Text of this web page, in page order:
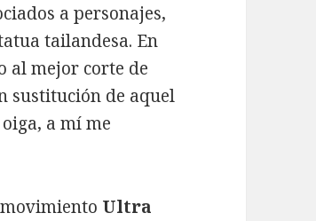
a personajes,
tailandesa. En
al mejor corte de
sustitución de aquel
a mí me
Ultra